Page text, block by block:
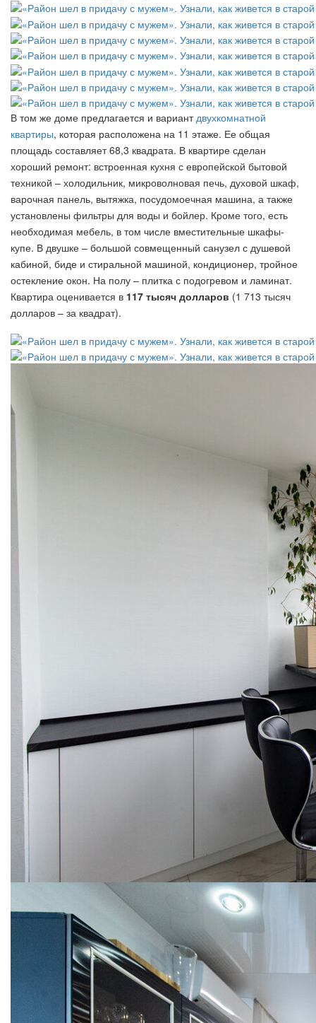
В том же доме предлагается и вариантдвухкомнатной
квартиры, которая расположена на 11 этаже. Ее общая
площадь составляет 68,3 квадрата. В квартире сделан
хороший ремонт: встроенная кухня с европейской бытовой
техникой – холодильник, микроволновая печь, духовой шкаф,
варочная панель, вытяжка, посудомоечная машина, а также
установлены фильтры для воды и бойлер. Кроме того, есть
необходимая мебель, в том числе вместительные шкафы-
купе. В двушке – большой совмещенный санузел с душевой
кабиной, биде и стиральной машиной, кондиционер, тройное
остекление окон. На полу – плитка с подогревом и ламинат.
Квартира оценивается в 117 тысяч долларов (1 713 тысяч
долларов – за квадрат).